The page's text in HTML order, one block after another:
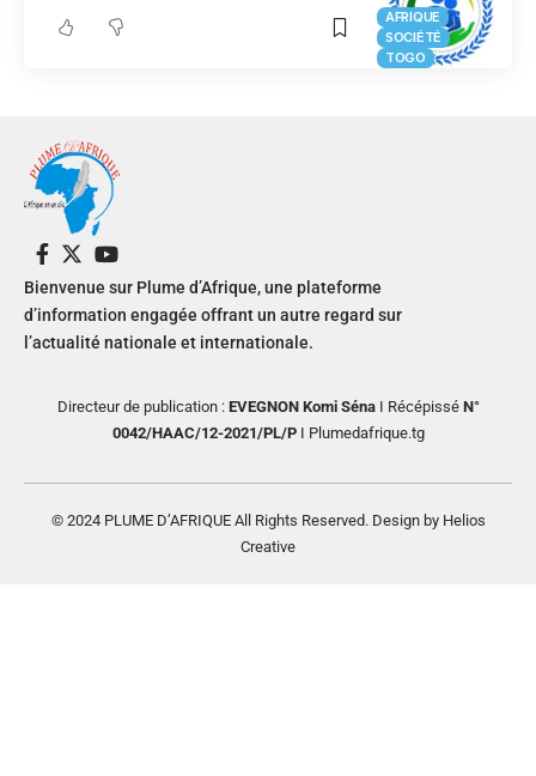
AFRIQUE
SOCIÉTÉ
TOGO
Bienvenue sur Plume d’Afrique, une plateforme
d’information engagée offrant un autre regard sur
l’actualité nationale et internationale.
Directeur de publication : EVEGNON Komi SénaI RécépisséN°
0042/HAAC/12-2021/PL/PI Plumedafrique.tg
© 2024 PLUME D’AFRIQUE All Rights Reserved. Design by Helios
Creative